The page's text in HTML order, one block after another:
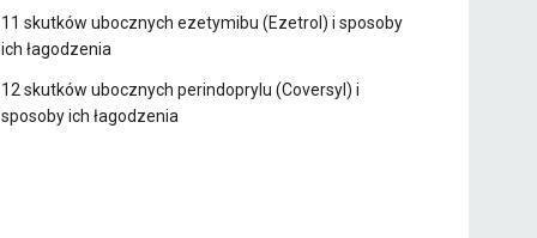
11 skutków ubocznych ezetymibu (Ezetrol) i sposoby
ich łagodzenia
12 skutków ubocznych perindoprylu (Coversyl) i
sposoby ich łagodzenia